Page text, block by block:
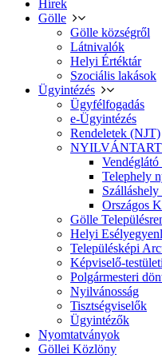
Hírek
Gölle
Gölle községről
Látnivalók
Helyi Értéktár
Szociális lakások
Ügyintézés
Ügyfélfogadás
e-Ügyintézés
Rendeletek (NJT)
Telephely
Országos
Gölle
Helyi
Településképi
Képviselő-
Polgármesteri
Nyilvánosság
Tisztségviselők
Ügyintézők
Nyomtatványok
Göllei Közlöny